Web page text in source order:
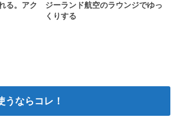
る。アク
ジーランド航空のラウンジでゆっ
くりする
うならコレ！